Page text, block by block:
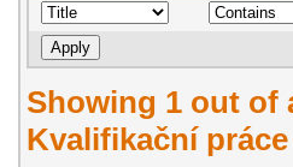
Showing 1 out of
Kvalifikační